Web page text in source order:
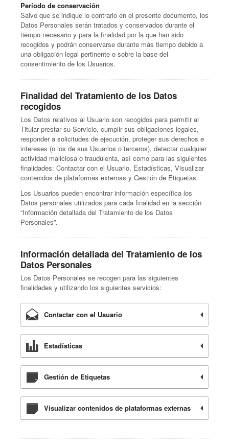
Período de conservación
Salvo que se indique lo contrario en el presente documento, los
Datos Personales serán tratados y conservados durante el
tiempo necesario y para la finalidad por la que han sido
recogidos y podrán conservarse durante más tiempo debido a
una obligación legal pertinente o sobre la base del
consentimiento de los Usuarios.
Finalidad del Tratamiento de los Datos
recogidos
Los Datos relativos al Usuario son recogidos para permitir al
Titular prestar su Servicio, cumplir sus obligaciones legales,
responder a solicitudes de ejecución, proteger sus derechos e
intereses (o los de sus Usuarios o terceros), detectar cualquier
actividad maliciosa o fraudulenta, así como para las siguientes
finalidades: Contactar con el Usuario, Estadísticas, Visualizar
contenidos de plataformas externas y Gestión de Etiquetas.
Los Usuarios pueden encontrar información específica los
Datos personales utilizados para cada finalidad en la sección
“Información detallada del Tratamiento de los Datos
Personales”.
Información detallada del Tratamiento de los
Datos Personales
Los Datos Personales se recogen para las siguientes
finalidades y utilizando los siguientes servicios:
Contactar con el Usuario
Estadísticas
Gestión de Etiquetas
Visualizar contenidos de plataformas externas